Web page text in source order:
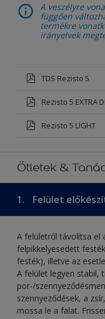
A veszélyre
függően
termékre
irányelvek
TDS Rezisto 5
Rezisto 5 EXTRA
Rezisto 5 LIGHT
Ötletek &
1. Felület
A felületről távolítsa el
felpikkelyesedett
festék), illetve az
A felület legyen stabil,
por-/
szennyeződések, a
mossa le a falat.